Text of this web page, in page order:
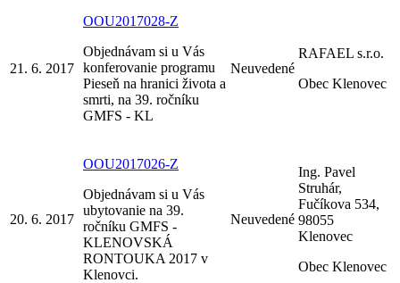
21. 6. 2017
OOU2017028-Z
Objednávam si u Vás
konferovanie programu
Pieseň na hranici života a
smrti, na 39. ročníku
GMFS - KL
Neuvedené
RAFAEL s.r.o.
Obec Klenovec
20. 6. 2017
OOU2017026-Z
Objednávam si u Vás
ubytovanie na 39.
ročníku GMFS -
KLENOVSKÁ
RONTOUKA 2017 v
Klenovci.
Neuvedené
Ing. Pavel
Struhár,
Fučíkova 534,
98055
Klenovec
Obec Klenovec